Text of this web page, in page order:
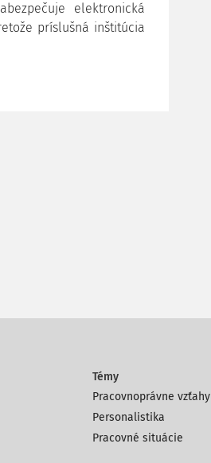
elektronická
príslušná inštitúcia
Témy
Pracovnoprávne vzťahy
Personalistika
Pracovné situácie